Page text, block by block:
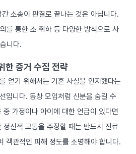
소송이 판결로 끝나는 것은 아닙니다.
를 통한 소 취하 등 다양한 방식으로 사
니다.
한 증거 수집 전략
얻기 위해서는 기혼 사실을 인지했다는
입니다. 동창 모임처럼 신분을 숨길 수
중 가정이나 아이에 대한 언급이 있다면
신적 고통을 주장할 때는 반드시 진료
객관적인 피해 정도를 소명해야 합니다.